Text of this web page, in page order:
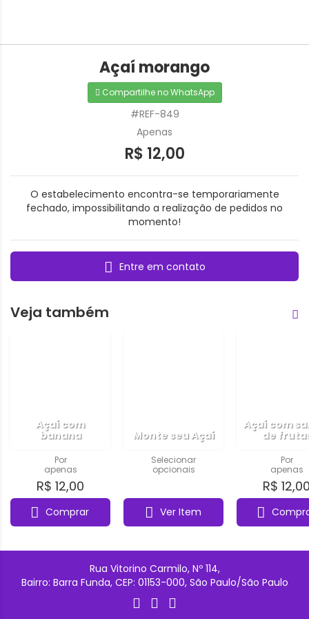
Açaí morango
Compartilhe no WhatsApp
#REF-849
Apenas
R$ 12,00
O estabelecimento encontra-se temporariamente
fechado, impossibilitando a realização de pedidos no
momento!
Entre em contato
Veja também
Açaí com
banana
Por
apenas
R$ 12,00
Comprar
Monte seu Açaí
Selecionar
opcionais
Ver Item
Açaí com
de
Por
apenas
R$
Rua Vitorino Carmilo, Nº 114,
Bairro: Barra Funda, CEP: 01153-000, São Paulo/São Paulo